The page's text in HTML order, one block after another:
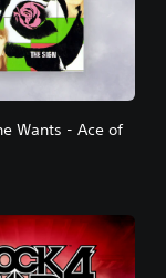
Wants - Ace of